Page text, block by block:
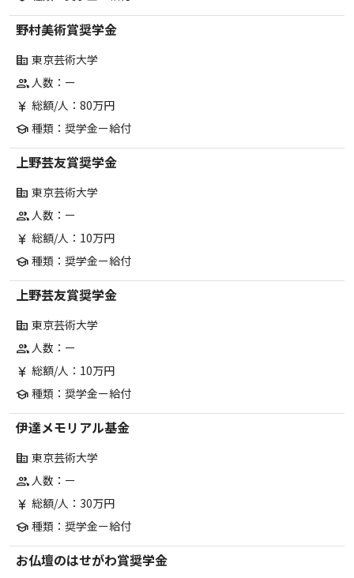
野村美術賞奨学金
corporate_fare 東京芸術大学
group人数：ー
currency_yen 総額/人：80万円
school 種類：奨学金ー給付
上野芸友賞奨学金
corporate_fare 東京芸術大学
group人数：ー
currency_yen 総額/人：10万円
school 種類：奨学金ー給付
上野芸友賞奨学金
corporate_fare 東京芸術大学
group人数：ー
currency_yen 総額/人：10万円
school 種類：奨学金ー給付
伊達メモリアル基金
corporate_fare 東京芸術大学
group人数：ー
currency_yen 総額/人：30万円
school 種類：奨学金ー給付
お仏壇のはせがわ賞奨学金